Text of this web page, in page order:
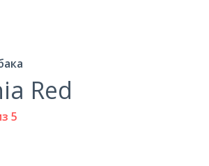
Red
5